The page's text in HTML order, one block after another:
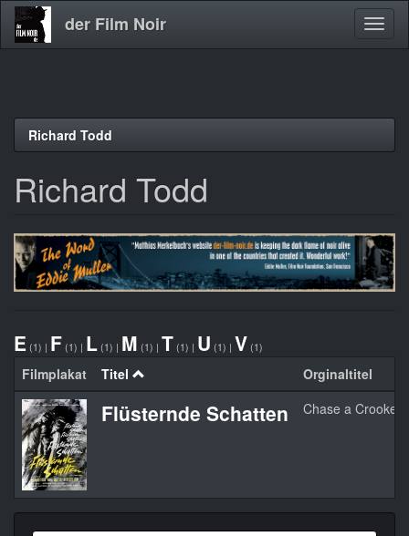
Direkt
der Film Noir
Richard Todd
Richard Todd
E (1) | F (1) | L (1) | M (1) | T (1) | U (1) | V (1)
Filmplakat Titel Orginaltitel
Flüsternde Schatten Chase a Crooked